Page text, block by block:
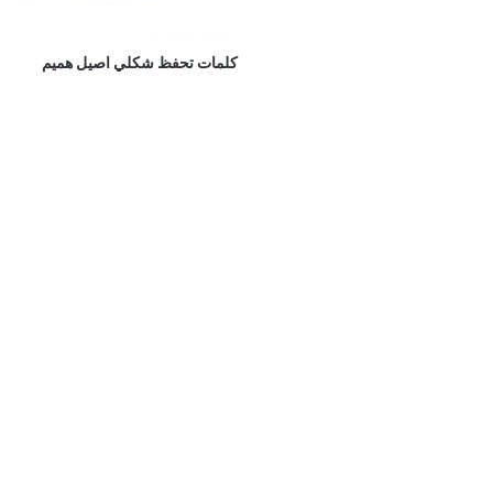
كلمات تحفظ شكلي اصيل هميم